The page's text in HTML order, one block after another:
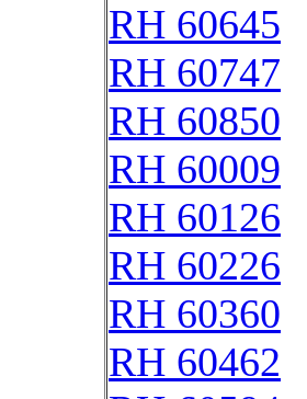
RH 60645
RH 60747
RH 60850
RH 60009
RH 60126
RH 60226
RH 60360
RH 60462